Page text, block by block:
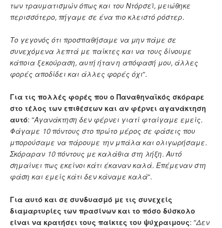
των τραυματισμών όπως και του Ντόρσεϊ, μειώθηκε
περισσότερο, πήγαμε σε ένα πιο κλειστό ρόστερ.
Το γεγονός ότι προσπαθήσαμε να μην πάμε σε
συνεχόμενα λεπτά με παίκτες και να τους δίνουμε
κάποια ξεκούραση, αυτή ήταν η απόφασή μου, άλλες
φορές αποδίδει και άλλες φορές όχι“.
Για τις πολλές φορές που ο Παναθηναϊκός σκόραρε
στο τέλος των επιθέσεων και αν φέρνει αγανάκτηση
αυτό: “Αγανάκτηση δεν φέρνει γιατί φταίγαμε εμείς.
Φάγαμε 10 πόντους στο πρώτο μέρος σε φάσεις που
μπορούσαμε να πάρουμε την μπάλα και ολιγωρήσαμε.
Σκόραραν 10 πόντους με καλάθια στη λήξη. Αυτό
σημαίνει πως εκείνοι κάτι έκαναν καλά. Επέμεναν στη
φάση και εμείς κάτι δεν κάναμε καλά“.
Για αυτό και σε συνδυασμό με τις συνεχείς
διαμαρτυρίες των πρασίνων και το πόσο δύσκολο
είναι να κρατήσει τους παίκτες του ψύχραιμους: “Δεν